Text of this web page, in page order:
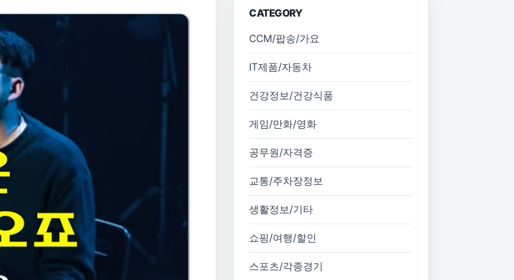
CATEGORY
CCM/팝송/가요
IT제품/자동차
건강정보/건강식품
게임/만화/영화
공무원/자격증
교통/주차장정보
생활정보/기타
쇼핑/여행/할인
스포츠/각종경기